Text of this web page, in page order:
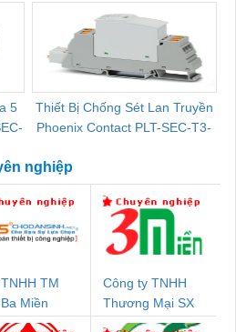
5
Thiết Bị Chống Sét Lan Truyền
Phoenix Contact PLT-SEC-T3-
nghiệp
TM
Miền
Công ty TNHH
Thương Mại SX
Ba Miền